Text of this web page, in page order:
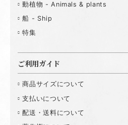
動植物 - Animals & plants
船 - Ship
特集
ご利用ガイド
商品サイズについて
支払いについて
配送・送料について